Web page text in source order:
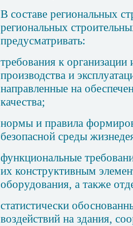
В составе региональных
региональных
предусматривать:
требования к
производства и
направленные на
качества;
нормы и правила
безопасной среды
функциональные
их конструктивным
оборудования, а также
статистически
воздействий на здания,